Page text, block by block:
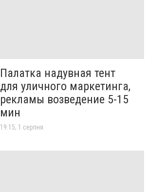
Палатка надувная тент
для уличного маркетинга,
рекламы возведение 5-15
мин
19:15, 1 серпня